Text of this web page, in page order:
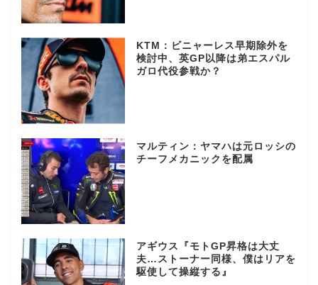
KTM：ビニャーレス早期除外を
検討中、英GP以降は弟エスパル
ガロ代役参戦か？
マルティン：ヤマハは元ロッシの
チーフメカニックを配属
アギウス『モトGP昇格は大丈
夫…ストーナー同様、僕はリアを
駆使して操縦する』